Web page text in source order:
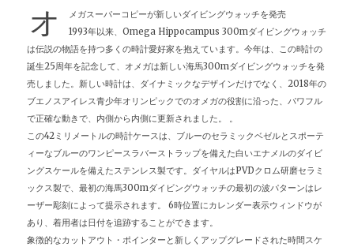
オ メガスーパーコピーが新しいダイビングウォッチを発売
1993年以来、Omega Hippocampus 300mダイビングウォッチ
は伝説の物語を持つ多くの時計愛好家を抱えています。今年は、この時計の
誕生25周年を記念して、オメガは新しい海馬300mダイビングウォッチを発
売しました。新しい時計は、ダイナミックなデザインだけでなく、2018年の
ブエノスアイレス青少年オリンピックでのオメガの役割に沿った、パワフル
で正確な動きで、内側から内側に更新されました。 。
この42ミリメートルの時計ケースは、ブルーのセラミックベゼルとスポーテ
ィーなブルーのワンピースラバーストラップを備えた白いエナメルのダイビ
ングスケールを備えたステンレス製です。ダイヤルはPVDクロム研磨セラミ
ックス製で、最初の海馬300mダイビングウォッチの最初の波パターンはレ
ーザー彫刻によって提示されます。 6時位置にカレンダー表示ウィンドウが
あり、着用者は日付を追跡することができます。
象徴的なカットアウト・ポインターと新しくアップグレードされた時間スケ